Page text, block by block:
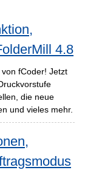
4.8
fCoder! Jetzt
die neue
und vieles mehr.